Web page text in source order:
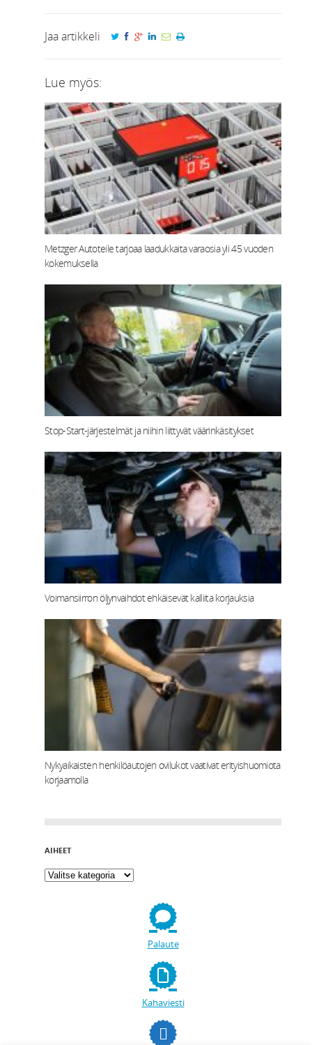
Jaa artikkeli
Lue myös:
Metzger Autoteile tarjoaa laadukkaita varaosia yli 45 vuoden
kokemuksella
Stop-Start‑järjestelmät ja niihin liittyvät väärinkäsitykset
Voimansiirron öljynvaihdot ehkäisevät kalliita korjauksia
Nykyaikaisten henkilöautojen ovilukot vaativat erityishuomiota
korjaamolla
AIHEET
Palaute
Kahaviesti